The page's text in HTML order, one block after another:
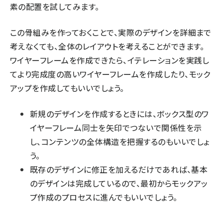
素の配置を試してみます。
この骨組みを作っておくことで、実際のデザインを詳細まで
考えなくても、全体のレイアウトを考えることができます。
ワイヤーフレームを作成できたら、イテレーションを実践し
てより完成度の高いワイヤーフレームを作成したり、モック
アップを作成してもいいでしょう。
新規のデザインを作成するときには、ボックス型のワ
イヤーフレーム同士を矢印でつないで関係性を示
し、コンテンツの全体構造を把握するのもいいでしょ
う。
既存のデザインに修正を加えるだけであれば、基本
のデザインは完成しているので、最初からモックアッ
プ作成のプロセスに進んでもいいでしょう。